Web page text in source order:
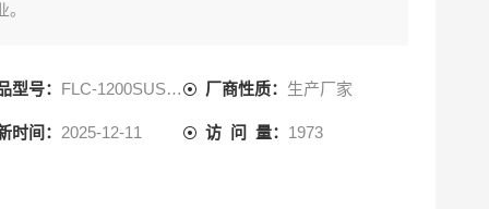
。
型号： FLC-1200SUS-TF 厂商性质： 生产厂家
时间： 2025-12-11 访 问 量： 1973